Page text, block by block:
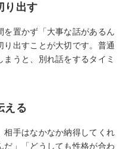
り出す
を置かず「大事な話があるん
出すことが大切です。普通
うと、別れ話をするタイミ
える
相手はなかなか納得してくれ
だ」「どうしても性格が合わ